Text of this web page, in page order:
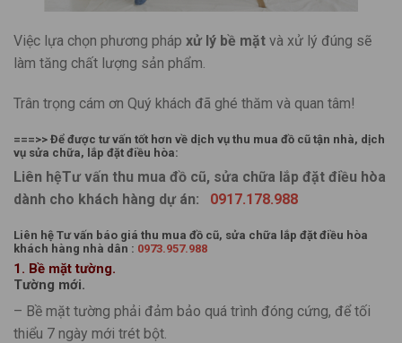
Việc lựa chọn phương pháp xử lý bề mặt và xử lý đúng sẽ
làm tăng chất lượng sản phẩm.
Trân trọng cám ơn Quý khách đã ghé thăm và quan tâm!
===>> Để được tư vấn tốt hơn về dịch vụ thu mua đồ cũ tận nhà, dịch
vụ sửa chữa, lắp đặt điều hòa:
Liên hệTư vấn thu mua đồ cũ, sửa chữa lắp đặt điều hòa
dành cho khách hàng dự án:
0917.178.988
Liên hệ Tư vấn báo giá thu mua đồ cũ, sửa chữa lắp đặt điều hòa
khách hàng nhà dân : 0973.957.988
1. Bề mặt tường.
Tường mới.
– Bề mặt tường phải đảm bảo quá trình đóng cứng, để tối
thiểu 7 ngày mới trét bột.